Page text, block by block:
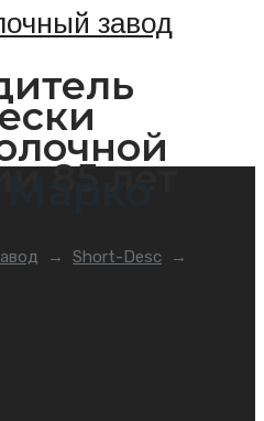
85 лет
→ Short-Desc →